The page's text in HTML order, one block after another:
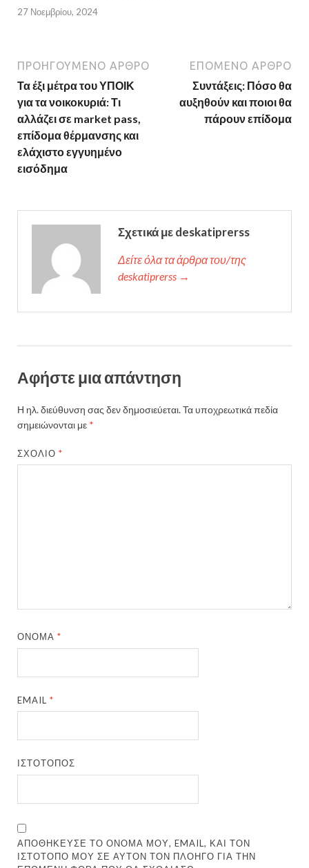
27 Νοεμβρίου, 2024
ΠΡΟΗΓΟΎΜΕΝΟ ΆΡΘΡΟ
Τα έξι μέτρα του ΥΠΟΙΚ
για τα νοικοκυριά: Τι
αλλάζει σε market pass,
επίδομα θέρμανσης και
ελάχιστο εγγυημένο
εισόδημα
ΕΠΌΜΕΝΟ ΆΡΘΡΟ
Συντάξεις: Πόσο θα
αυξηθούν και ποιοι θα
πάρουν επίδομα
Σχετικά με deskatiprerss
Δείτε όλα τα άρθρα του/της
deskatiprerss →
Αφήστε μια απάντηση
Η ηλ. διεύθυνση σας δεν δημοσιεύεται.Τα υποχρεωτικά πεδία
σημειώνονται με *
ΣΧΌΛΙΟ*
ΌΝΟΜΑ*
EMAIL*
ΙΣΤΌΤΟΠΟΣ
ΑΠΟΘΉΚΕΥΣΕ ΤΟ ΌΝΟΜΆ ΜΟΥ, EMAIL, ΚΑΙ ΤΟΝ
ΙΣΤΌΤΟΠΟ ΜΟΥ ΣΕ ΑΥΤΌΝ ΤΟΝ ΠΛΟΗΓΌ ΓΙΑ ΤΗΝ